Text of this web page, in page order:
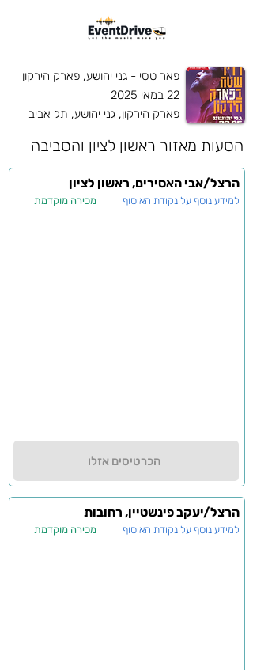
פאר טסי - גני יהושע, פארק הירקון
22 במאי 2025
פארק הירקון, גני יהושע, תל אביב
ראשון לציון והסביבה הסעות מאזור
הרצל/אבי האסירים, ראשון לציון
מכירה מוקדמת למידע נוסף על נקודת האיסוף
הכרטיסים אזלו
הרצל/יעקב פינשטיין, רחובות
מכירה מוקדמת למידע נוסף על נקודת האיסוף